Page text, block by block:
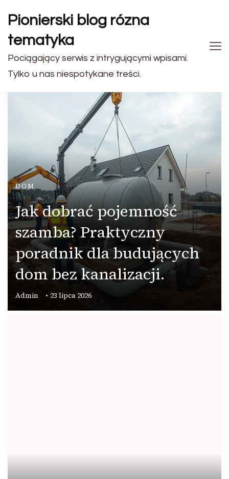
Pionierski blog rózna
tematyka
Pociągający serwis z intrygującymi wpisami.
Tylko u nas niespotykane treści.
DOM
Jak dobrać pojemność
szamba? Praktyczny
poradnik dla budujących
dom bez kanalizacji.
Admin 23 lipca 2026